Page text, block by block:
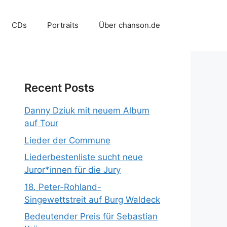
CDs Portraits Über chanson.de
Recent Posts
Danny Dziuk mit neuem Album
auf Tour
Lieder der Commune
Liederbestenliste sucht neue
Juror*innen für die Jury
18. Peter-Rohland-
Singewettstreit auf Burg Waldeck
Bedeutender Preis für Sebastian